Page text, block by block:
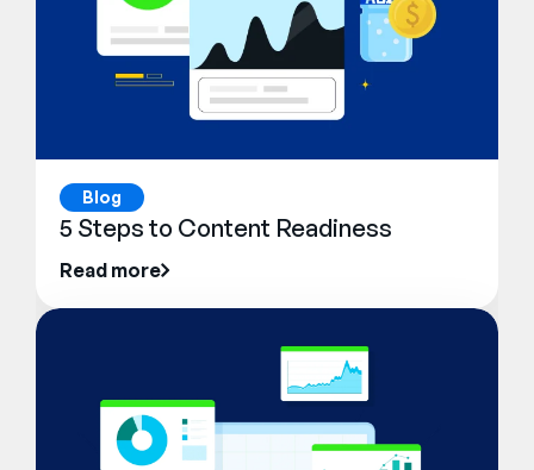
Blog
5 Steps to Content Readiness
Read more